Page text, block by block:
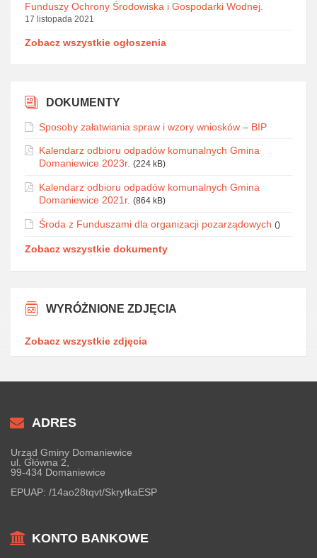
Funduszy Ochrony Środowiska i Gospodarki Wodnej.
17 listopada 2021
Zobacz wszystkie ogłoszenia
DOKUMENTY
Sposoby załatwiania spraw i wzory wniosków – BIP
Kalendarz odbioru odpadów komunalnych Gmina
Domaniewice 2023r. (224 kB)
Kalendarz odbioru odpadów komunalnych Gmina
Domaniewice 2021r. (864 kB)
Środa z Funduszami dla organizacji pozarządowych ()
Zobacz wszystkie dokumenty
WYRÓŻNIONE ZDJĘCIA
Zobacz wszystkie zdjęcia
ADRES
Urząd Gminy Domaniewice
ul. Główna 2,
99-434 Domaniewice
EPUAP: /14ao28tqvt/SkrytkaESP
KONTO BANKOWE